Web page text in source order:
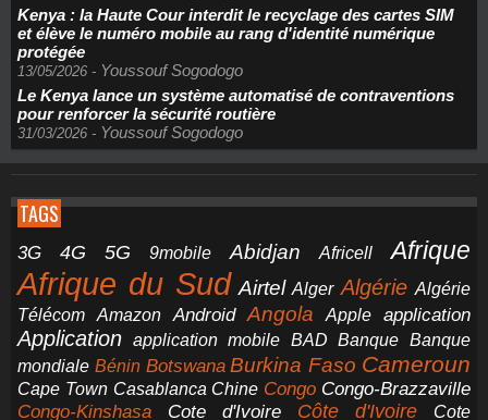
Kenya : la Haute Cour interdit le recyclage des cartes SIM
et élève le numéro mobile au rang d'identité numérique
protégée
13/05/2026 - Youssouf Sogodogo
Le Kenya lance un système automatisé de contraventions
pour renforcer la sécurité routière
31/03/2026 - Youssouf Sogodogo
TAGS
3G 4G 5G 9mobile Abidjan Africell Afrique
Afrique du Sud Airtel Alger Algérie Algérie
Télécom
Amazon Android Angola Apple application
Application application mobile BAD Banque Banque
mondiale Bénin Botswana Burkina Faso Cameroun
Cape Town Casablanca Chine Congo Congo-Brazzaville
Congo-Kinshasa Cote d'Ivoire Côte d'Ivoire
Cote